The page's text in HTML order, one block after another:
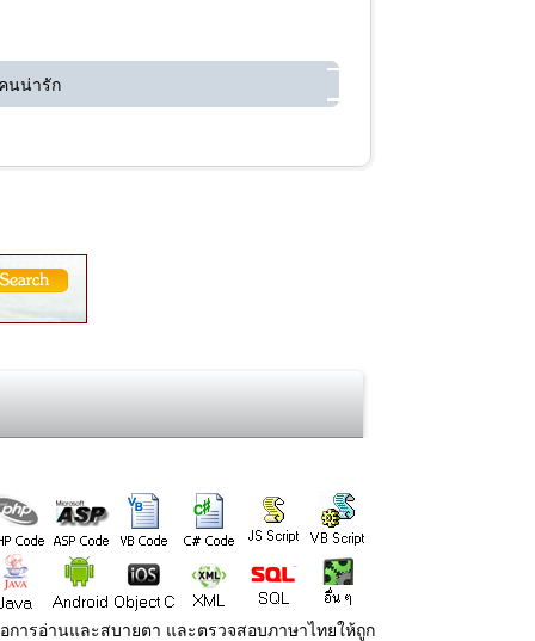
นน่ารัก
ารอ่านและสบายตา และตรวจสอบภาษาไทยให้ถูก